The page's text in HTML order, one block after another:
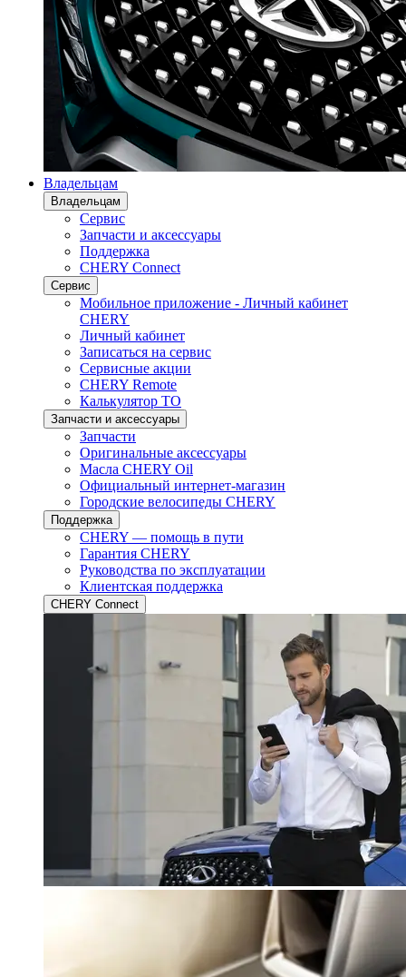
Владельцам
Владельцам
Сервис
Запчасти и аксессуары
Поддержка
CHERY Connect
Сервис
Мобильное приложение - Личный кабинет
CHERY
Личный кабинет
Записаться на сервис
Сервисные акции
CHERY Remote
Калькулятор ТО
Запчасти и аксессуары
Запчасти
Оригинальные аксессуары
Масла CHERY Oil
Официальный интернет-магазин
Городские велосипеды CHERY
Поддержка
CHERY — помощь в пути
Гарантия CHERY
Руководства по эксплуатации
Клиентская поддержка
CHERY Connect